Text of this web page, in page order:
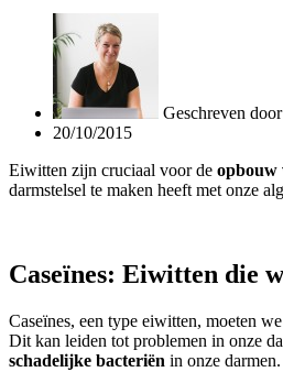
Geschreven door
20/10/2015
Eiwitten zijn cruciaal voor de opbouw
darmstelsel te maken heeft met onze
Caseïnes: Eiwitten die
Caseïnes, een type eiwitten, moeten
Dit kan leiden tot problemen in onze
schadelijke bacteriën in onze darmen.